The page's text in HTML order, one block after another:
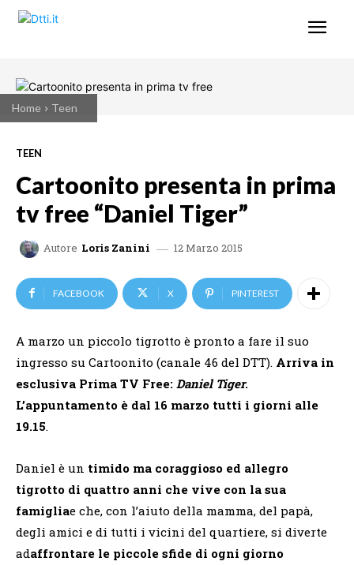
Home Teen
TEEN
Cartoonito presenta in prima
tv free “Daniel Tiger”
Autore Loris Zanini 12 Marzo 2015
FACEBOOK X PINTEREST
A marzo un piccolo tigrotto è pronto a fare il suo
ingresso su Cartoonito (canale 46 del DTT). Arriva in
esclusiva Prima TV Free: Daniel Tiger.
L’appuntamento è dal 16 marzo tutti i giorni alle
19.15.
Daniel è un timido ma coraggioso ed allegro
tigrotto di quattro anni che vive con la sua
famigliae che, con l’aiuto della mamma, del papà,
degli amici e di tutti i vicini del quartiere, si diverte
adaffrontare le piccole sfide di ogni giorno